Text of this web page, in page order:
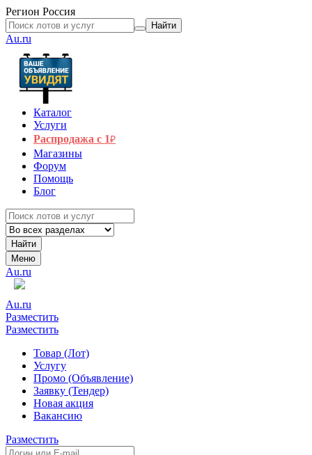
Регион Россия
Найти
Au.ru
Каталог
Услуги
Распродажа с 1₽
Магазины
Форум
Помощь
Блог
Найти
Меню
Au.ru
Au.ru
Разместить
Разместить
Товар (Лот)
Услугу
Промо (Объявление)
Заявку (Тендер)
Новая акция
Вакансию
Разместить